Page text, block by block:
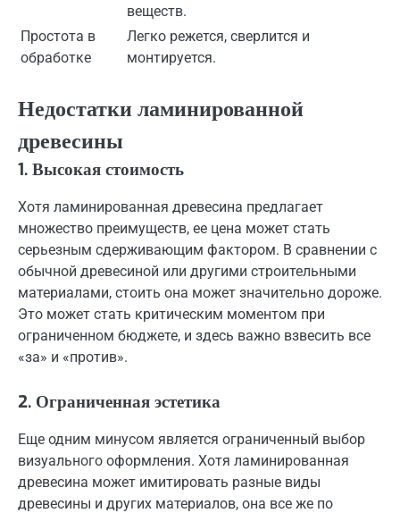
веществ.
Простота в
обработке
Легко режется, сверлится и
монтируется.
Недостатки ламинированной
древесины
1. Высокая стоимость
Хотя ламинированная древесина предлагает
множество преимуществ, ее цена может стать
серьезным сдерживающим фактором. В сравнении с
обычной древесиной или другими строительными
материалами, стоить она может значительно дороже.
Это может стать критическим моментом при
ограниченном бюджете, и здесь важно взвесить все
«за» и «против».
2. Ограниченная эстетика
Еще одним минусом является ограниченный выбор
визуального оформления. Хотя ламинированная
древесина может имитировать разные виды
древесины и других материалов, она все же по